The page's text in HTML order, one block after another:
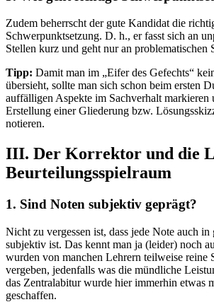
Zudem beherrscht der gute Kandidat die
Schwerpunktsetzung. D. h., er fasst sich an
Stellen kurz und geht nur an problematischen
Tipp: Damit man im „Eifer des Gefechts“
übersieht, sollte man sich schon beim ersten
auffälligen Aspekte im Sachverhalt markieren
Erstellung einer Gliederung bzw.
notieren.
III. Der Korrektor und die
Beurteilungsspielraum
1. Sind Noten subjektiv geprägt?
Nicht zu vergessen ist, dass jede Note auch
subjektiv ist. Das kennt man ja (leider) noch
wurden von manchen Lehrern teilweise reine
vergeben, jedenfalls was die mündliche
das Zentralabitur wurde hier immerhin etwas
geschaffen.